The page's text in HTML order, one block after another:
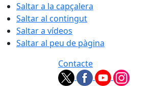
Saltar a la capçalera
Saltar al contingut
Saltar a vídeos
Saltar al peu de pàgina
Contacte